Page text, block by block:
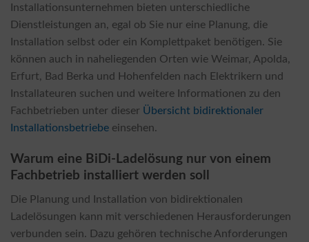
Installationsunternehmen bieten unterschiedliche
Dienstleistungen an, egal ob Sie nur eine Planung, die
Installation selbst oder ein Komplettpaket benötigen. Sie
können auch in naheliegenden Orten wie Weimar, Apolda,
Erfurt, Bad Berka und Hohenfelden nach Elektrikern und
Installateuren suchen und weitere Informationen zu den
Fachbetrieben unter dieser Übersicht bidirektionaler
Installationsbetriebe einsehen.
Warum eine BiDi-Ladelösung nur von einem
Fachbetrieb installiert werden soll
Die Planung und Installation von bidirektionalen
Ladelösungen kann mit verschiedenen Herausforderungen
verbunden sein. Dazu gehören technische Anforderungen